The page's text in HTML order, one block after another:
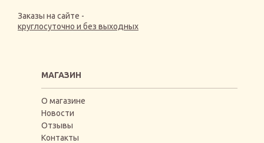
Заказы на сайте -
круглосуточно и без выходных
МАГАЗИН
О магазине
Новости
Отзывы
Контакты